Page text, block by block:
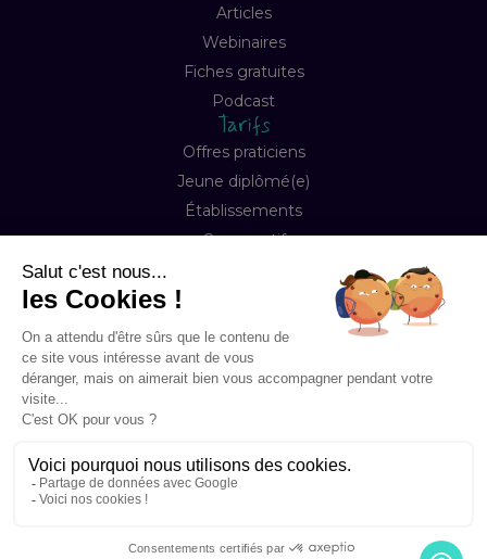
Articles
Webinaires
Fiches gratuites
Podcast
Tarifs
Offres praticiens
Jeune diplômé(e)
Établissements
Comparatif
FAQ
Copyright © 2026 Happyneuron, Tous droits réservés
Mentions légales
La certification Qualité a été délivrée au titre de la catégorie :